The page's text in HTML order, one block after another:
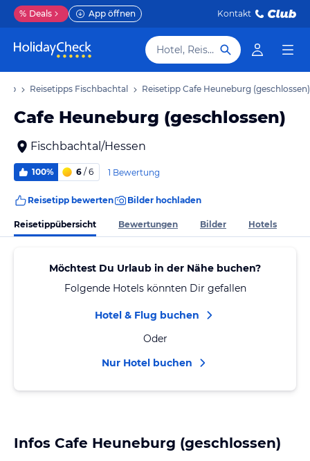
% Deals App öffnen Kontakt
Hotel, Reiseziel
Reisetipps Fischbachtal Reisetipp Cafe Heuneburg (geschlossen)
Cafe Heuneburg (geschlossen)
Fischbachtal/Hessen
100% 6 / 6 1 Bewertung
Reisetipp bewerten Bilder hochladen
Reisetippübersicht Bewertungen Bilder Hotels
Möchtest Du Urlaub in der Nähe buchen?
Folgende Hotels könnten Dir gefallen
Hotel & Flug buchen
Oder
Nur Hotel buchen
Infos Cafe Heuneburg (geschlossen)